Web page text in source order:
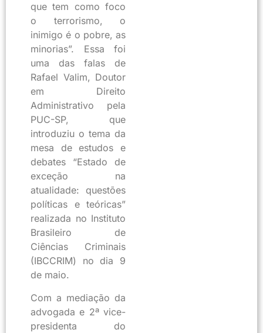
que tem como foco
o terrorismo, o
inimigo é o pobre, as
minorias”. Essa foi
uma das falas de
Rafael Valim, Doutor
em Direito
Administrativo pela
PUC-SP, que
introduziu o tema da
mesa de estudos e
debates “Estado de
exceção na
atualidade: questões
políticas e teóricas”
realizada no Instituto
Brasileiro de
Ciências Criminais
(IBCCRIM) no dia 9
de maio.
Com a mediação da
advogada e 2ª vice-
presidenta do